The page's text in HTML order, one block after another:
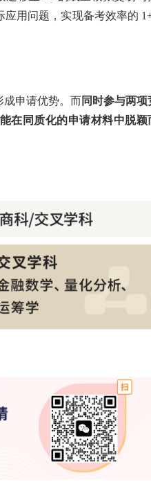
用问题，实现备考效率的
成申请优势。而同时参与两项
在同质化的申请材料中脱颖